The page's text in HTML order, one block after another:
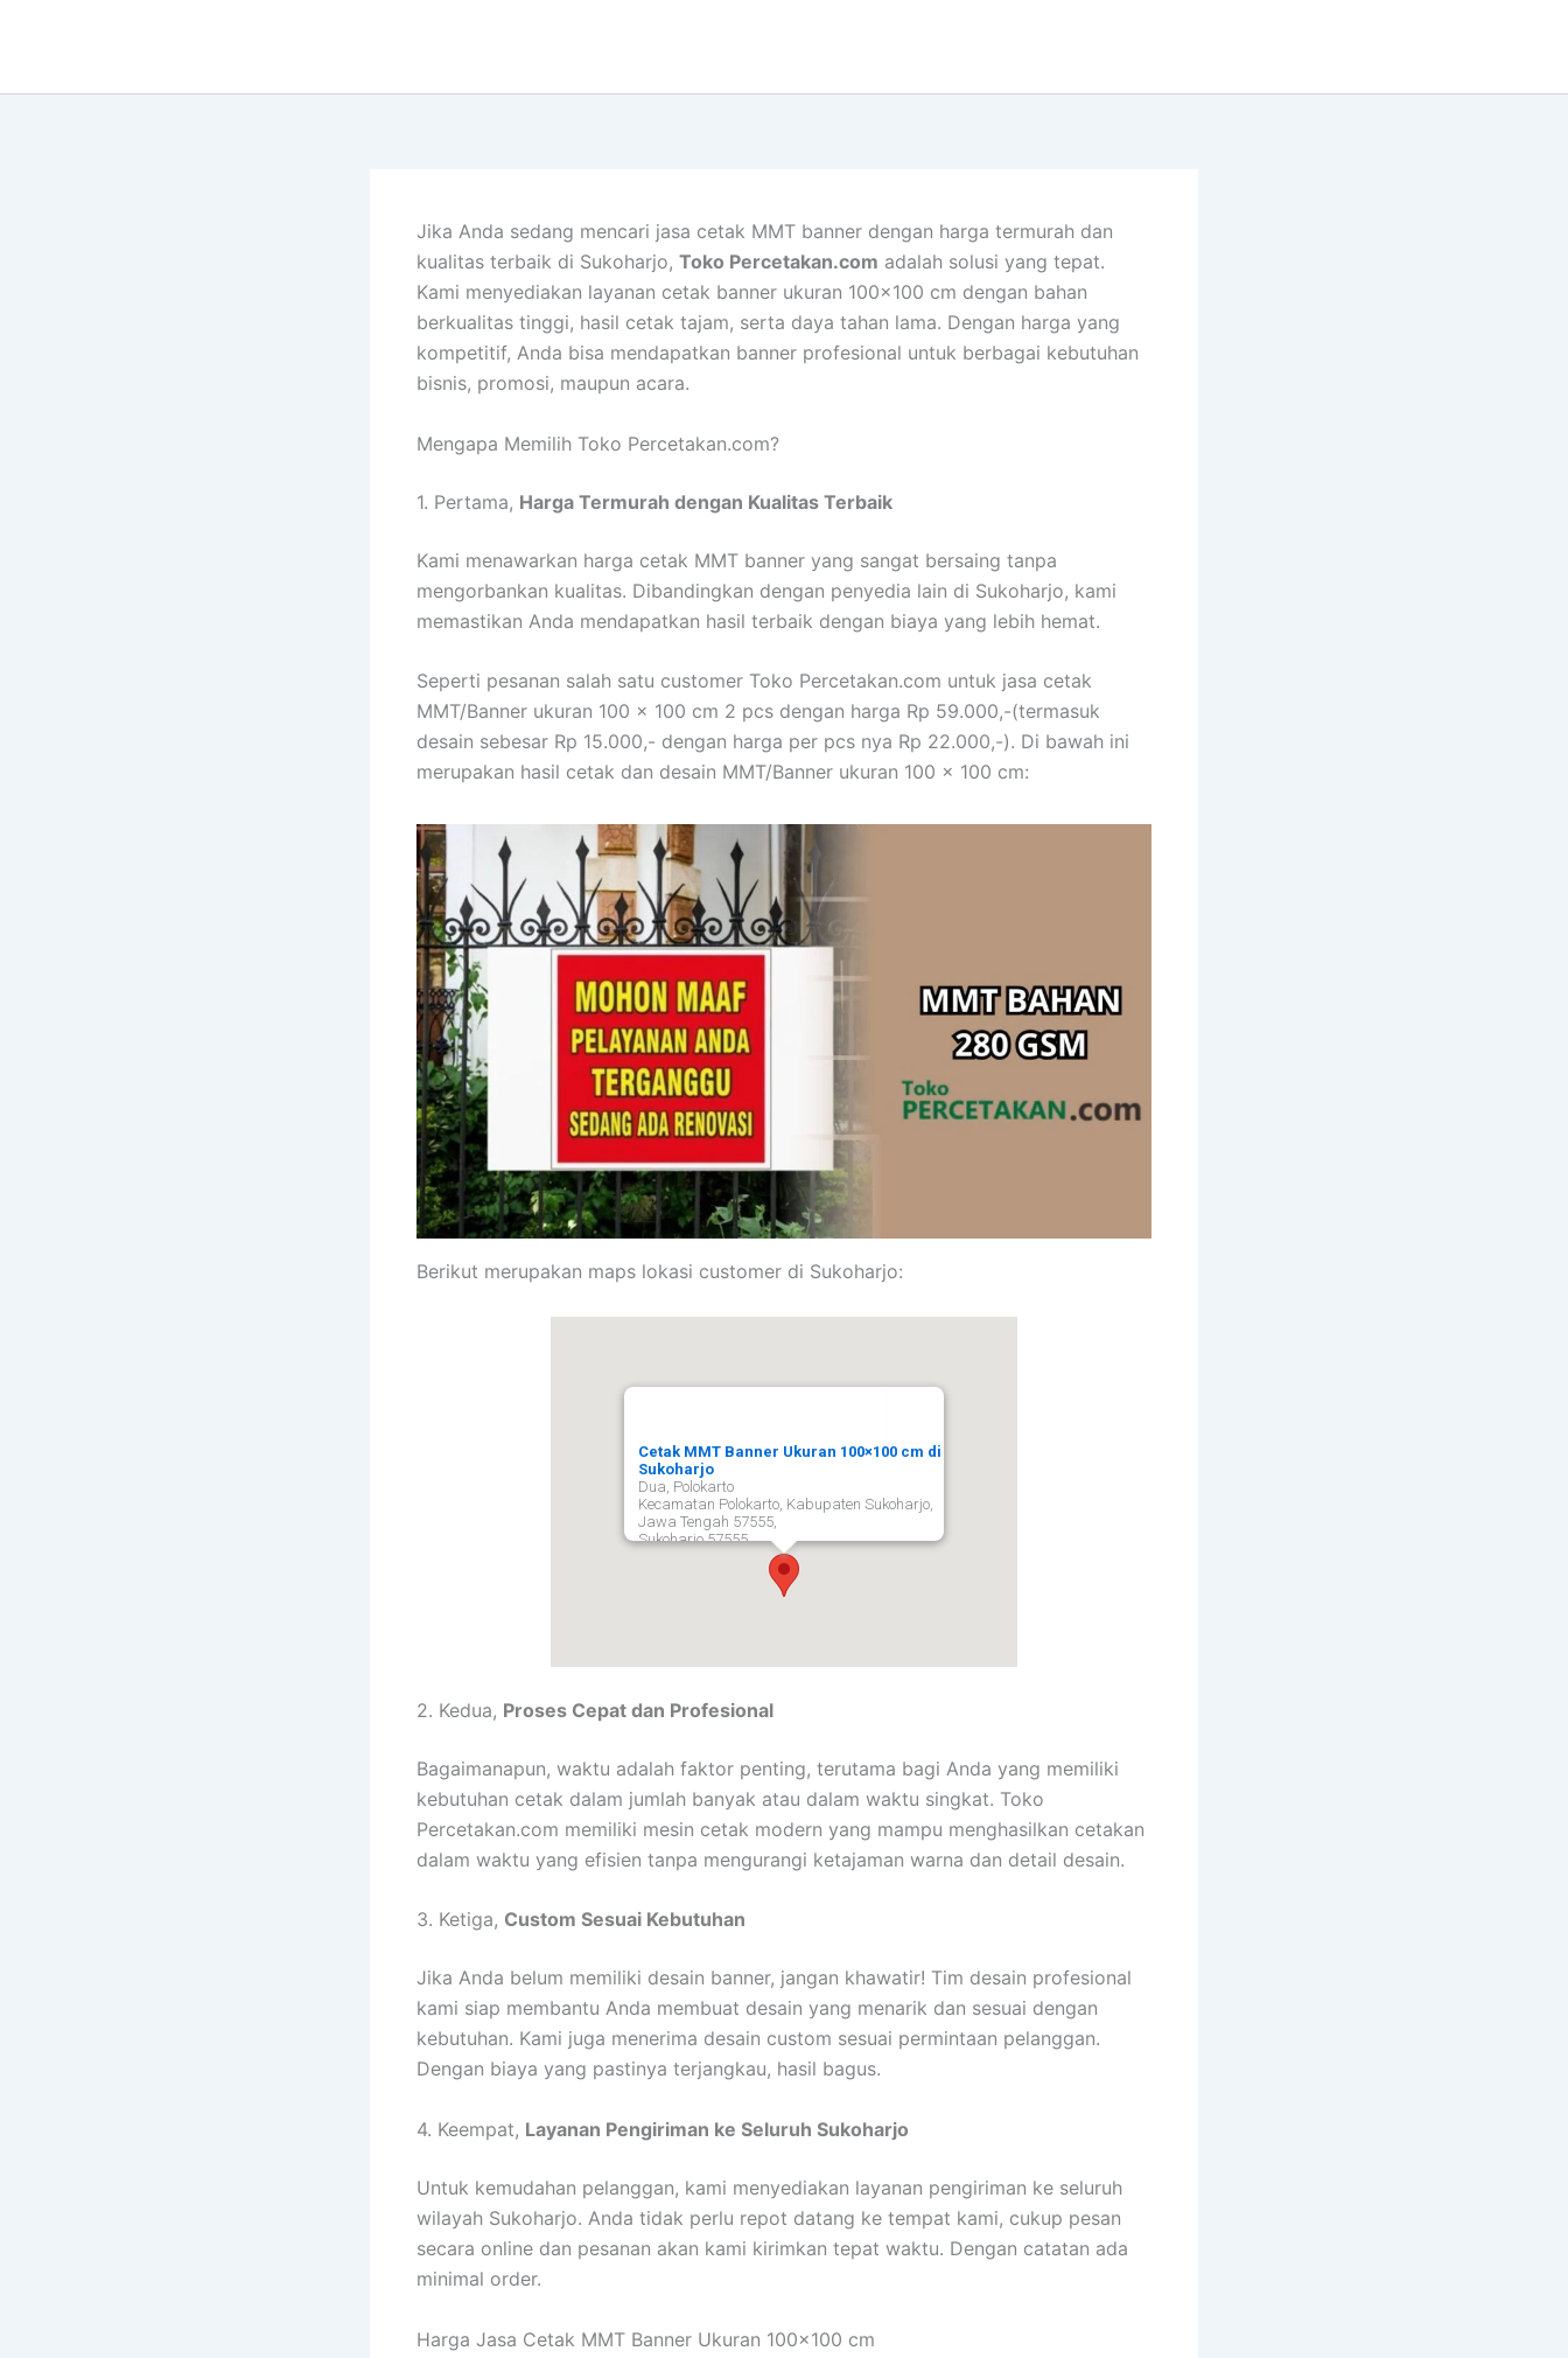
Jika Anda sedang mencari jasa cetak MMT banner dengan harga termurah dan
kualitas terbaik di Sukoharjo, Toko Percetakan.com adalah solusi yang tepat.
Kami menyediakan layanan cetak banner ukuran 100×100 cm dengan bahan
berkualitas tinggi, hasil cetak tajam, serta daya tahan lama. Dengan harga yang
kompetitif, Anda bisa mendapatkan banner profesional untuk berbagai kebutuhan
bisnis, promosi, maupun acara.
Mengapa Memilih Toko Percetakan.com?
1. Pertama, Harga Termurah dengan Kualitas Terbaik
Kami menawarkan harga cetak MMT banner yang sangat bersaing tanpa
mengorbankan kualitas. Dibandingkan dengan penyedia lain di Sukoharjo, kami
memastikan Anda mendapatkan hasil terbaik dengan biaya yang lebih hemat.
Seperti pesanan salah satu customer Toko Percetakan.com untuk jasa cetak
MMT/Banner ukuran 100 x 100 cm 2 pcs dengan harga Rp 59.000,-(termasuk
desain sebesar Rp 15.000,- dengan harga per pcs nya Rp 22.000,-). Di bawah ini
merupakan hasil cetak dan desain MMT/Banner ukuran 100 x 100 cm:
Berikut merupakan maps lokasi customer di Sukoharjo:
Cetak MMT Banner Ukuran 100×100 cm di
Sukoharjo
Dua, Polokarto
Kecamatan Polokarto, Kabupaten Sukoharjo,
Jawa Tengah 57555,
Sukoharjo 57555
2. Kedua, Proses Cepat dan Profesional
Bagaimanapun, waktu adalah faktor penting, terutama bagi Anda yang memiliki
kebutuhan cetak dalam jumlah banyak atau dalam waktu singkat. Toko
Percetakan.com memiliki mesin cetak modern yang mampu menghasilkan cetakan
dalam waktu yang efisien tanpa mengurangi ketajaman warna dan detail desain.
3. Ketiga, Custom Sesuai Kebutuhan
Jika Anda belum memiliki desain banner, jangan khawatir! Tim desain profesional
kami siap membantu Anda membuat desain yang menarik dan sesuai dengan
kebutuhan. Kami juga menerima desain custom sesuai permintaan pelanggan.
Dengan biaya yang pastinya terjangkau, hasil bagus.
4. Keempat, Layanan Pengiriman ke Seluruh Sukoharjo
Untuk kemudahan pelanggan, kami menyediakan layanan pengiriman ke seluruh
wilayah Sukoharjo. Anda tidak perlu repot datang ke tempat kami, cukup pesan
secara online dan pesanan akan kami kirimkan tepat waktu. Dengan catatan ada
minimal order.
Harga Jasa Cetak MMT Banner Ukuran 100×100 cm